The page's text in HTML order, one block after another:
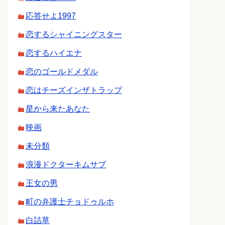
応答せよ1997
恋するシャイニングスター
恋するハイエナ
恋のゴールドメダル
恋はチーズインザトラップ
星から来たあなた
映画
未分類
浪漫ドクターキムサブ
王女の男
町の弁護士チョドゥルホ
白詰草